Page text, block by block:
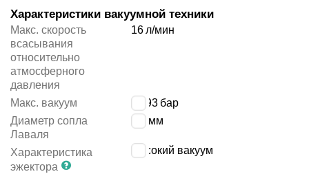
Характеристики вакуумной техники
Макс. скорость
всасывания
относительно
атмосферного
давления
16 л/мин
Макс. вакуум 0.93 бар
Диаметр сопла
Лаваля
мм
Характеристика
эжектора
высокий вакуум